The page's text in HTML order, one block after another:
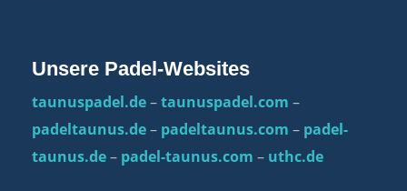
Unsere Padel-Websites
taunuspadel.de–taunuspadel.com –
padeltaunus.de– padeltaunus.com – padel-
taunus.de– padel-taunus.com – uthc.de